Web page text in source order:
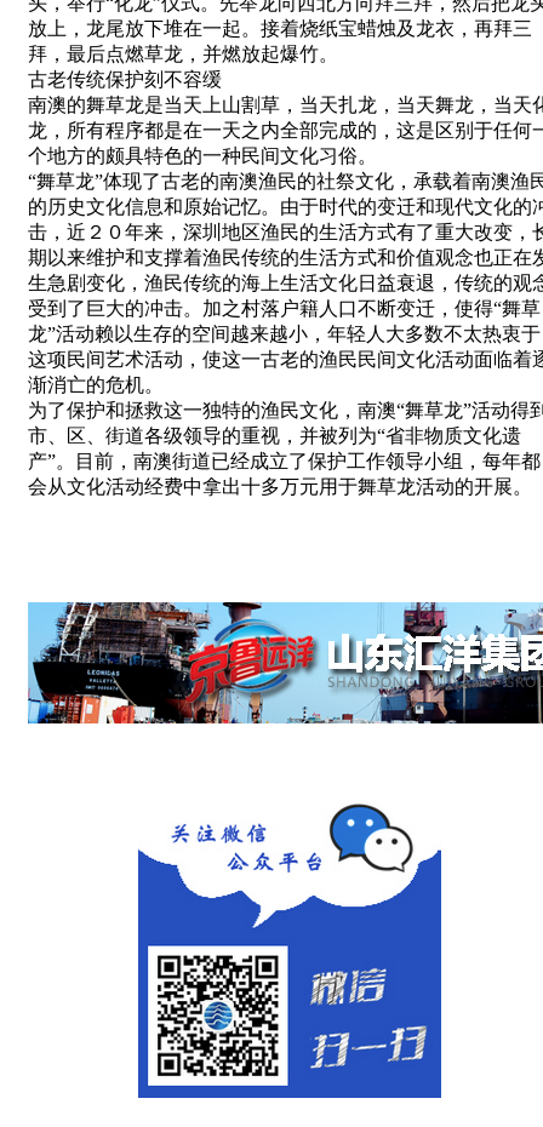
放上，龙尾放下堆在一起。接着烧纸宝蜡烛及龙衣，再拜三
拜，最后点燃草龙，并燃放起爆竹。
古老传统保护刻不容缓
南澳的舞草龙是当天上山割草，当天扎龙，当天舞龙，当天
龙，所有程序都是在一天之内全部完成的，这是区别于任何
个地方的颇具特色的一种民间文化习俗。
“舞草龙”体现了古老的南澳渔民的社祭文化，承载着南澳渔
的历史文化信息和原始记忆。由于时代的变迁和现代文化的
击，近２０年来，深圳地区渔民的生活方式有了重大改变，
期以来维护和支撑着渔民传统的生活方式和价值观念也正在
生急剧变化，渔民传统的海上生活文化日益衰退，传统的观
受到了巨大的冲击。加之村落户籍人口不断变迁，使得“舞草
龙”活动赖以生存的空间越来越小，年轻人大多数不太热衷于
这项民间艺术活动，使这一古老的渔民民间文化活动面临着
渐消亡的危机。
为了保护和拯救这一独特的渔民文化，南澳“舞草龙”活动得
市、区、街道各级领导的重视，并被列为“省非物质文化遗
产”。目前，南澳街道已经成立了保护工作领导小组，每年都
会从文化活动经费中拿出十多万元用于舞草龙活动的开展。